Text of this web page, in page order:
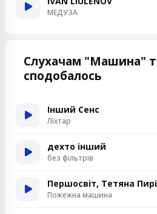
МЕДУЗА
Слухачам "Машина"
сподобалось
Інший Сенс
Ліхтар
дехто інший
без фільтрів
Першосвіт, Тетяна
Пожежна машина